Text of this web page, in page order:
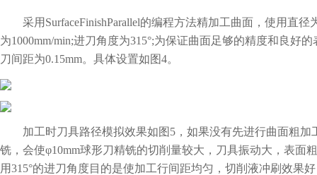
采用SurfaceFinishParallel的编程方法精加工曲面，使用直径
为1000mm/min;进刀角度为315°;为保证曲面足够的精度和良好
刀间距为0.15mm。具体设置如图4。
加工时刀具路径模拟效果如图5，如果没有先进行曲面粗加工
铣，会使φ10mm球形刀精铣的切削量较大，刀具振动大，表面
用315°的进刀角度目的是使加工行间距均匀，切削液冲刷效果